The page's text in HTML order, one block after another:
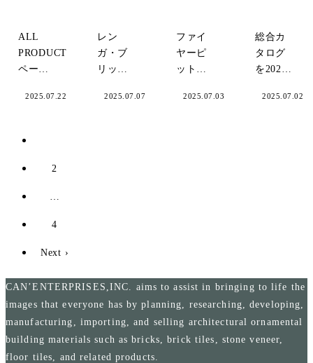
1）」
用した
の魅力
と活用
例。
ALL
PRODUCT
ページ
ューア
TOPICS
2025.07.22
レン
ガ・ブ
リック
の施工
TOPICS
2025.07.07
ファイ
ヤーピ
ットの
る質問
TOPICS
2025.07.03
総合カ
タログ
を2025
(Vol.9)
TOPICS
2025.07.02
2
…
4
Next ›
CAN’ENTERPRISES,INC. aims to assist in bringing to life the
images that everyone has by planning, researching, developing,
manufacturing, importing, and selling architectural ornamental
building materials such as bricks, brick tiles, stone veneer,
floor tiles, and related products.